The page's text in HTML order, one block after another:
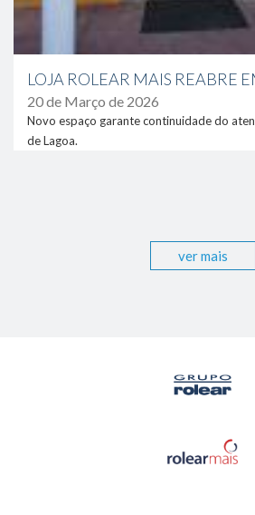
LOJA ROLEAR MAIS REABRE
20 de Março de 2026
Novo espaço garante continuidade do
de Lagoa.
ver mais